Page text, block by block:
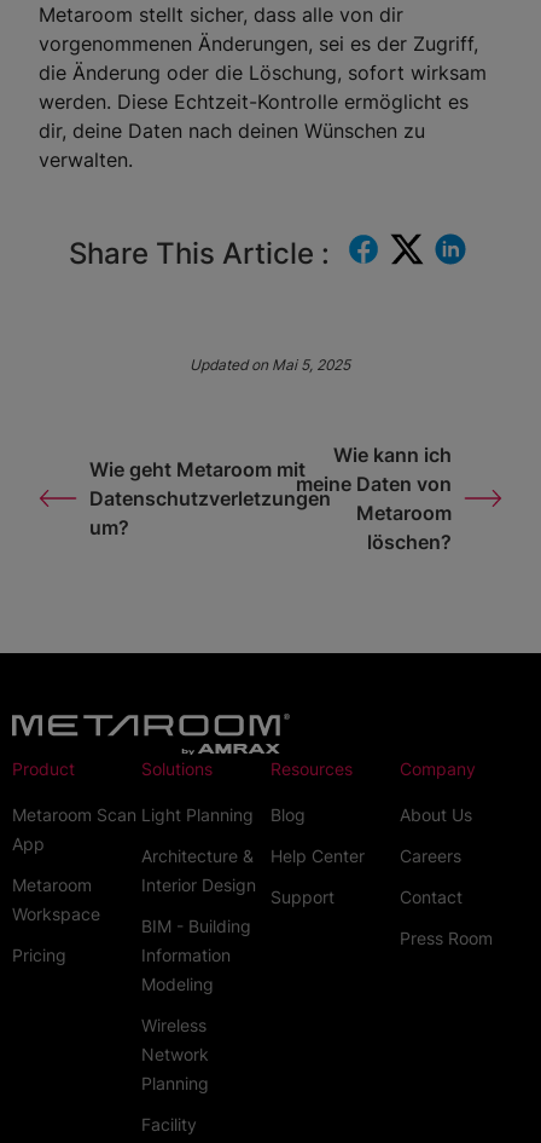
Metaroom stellt sicher, dass alle von dir
vorgenommenen Änderungen, sei es der Zugriff,
die Änderung oder die Löschung, sofort wirksam
werden. Diese Echtzeit-Kontrolle ermöglicht es
dir, deine Daten nach deinen Wünschen zu
verwalten.
Share This Article :
Updated on Mai 5, 2025
Wie geht Metaroom mit
Datenschutzverletzungen
um?
Wie kann ich
meine Daten von
Metaroom
löschen?
Product
Metaroom Scan
App
Metaroom
Workspace
Pricing
Solutions
Light Planning
Architecture &
Interior Design
BIM - Building
Information
Modeling
Wireless
Network
Planning
Facility
Resources
Blog
Help Center
Support
Company
About Us
Careers
Contact
Press Room